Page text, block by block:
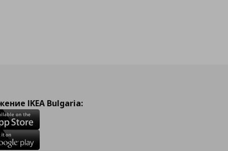
IKEA Bulgaria: